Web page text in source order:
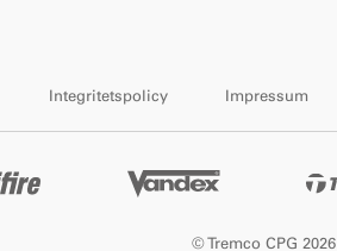
Integritetspolicy Impressum
© Tremco CPG 2026